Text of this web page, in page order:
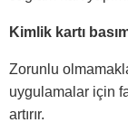
Kimlik kartı
Zorunlu
uygulamalar için
artırır.